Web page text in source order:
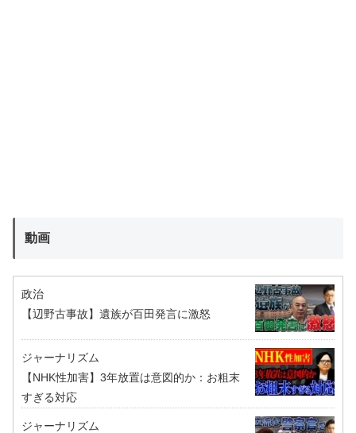
動画
政治
【辺野古事故】遺族が百田発言に激怒
ジャーナリズム
【NHK性加害】3年放置は意図的か：お粗末
すぎる対応
ジャーナリズム